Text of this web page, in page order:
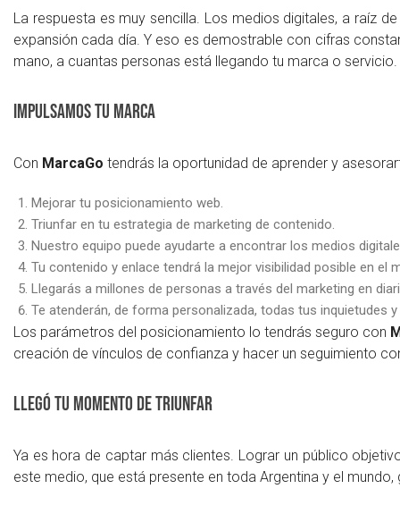
La respuesta es muy sencilla. Los medios digitales, a raíz
expansión cada día. Y eso es demostrable con cifras
mano, a cuantas personas está llegando tu marca o servicio.
Impulsamos tu marca
Con MarcaGo tendrás la oportunidad de aprender y
Mejorar tu posicionamiento web.
Triunfar en tu estrategia de marketing de contenido.
Nuestro equipo puede ayudarte a encontrar los medios
Tu contenido y enlace tendrá la mejor visibilidad posible en el
Llegarás a millones de personas a través del marketing en
Te atenderán, de forma personalizada, todas tus inquietudes
Los parámetros del posicionamiento lo tendrás seguro con
creación de vínculos de confianza y hacer un seguimiento
Llegó tu momento de triunfar
Ya es hora de captar más clientes. Lograr un público
este medio, que está presente en toda Argentina y el